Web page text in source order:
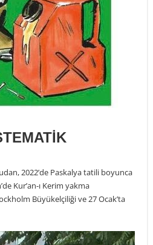
2022’de Paskalya tatili boyunca
Kur’an-ı Kerim yakma
Büyükelçiliği ve 27 Ocak’ta